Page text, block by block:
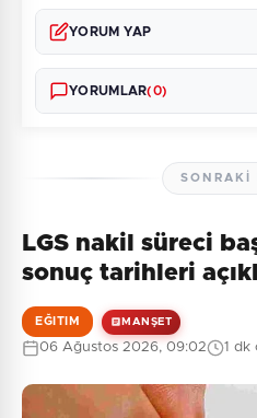
YORUM YAP
Güvenlik
YORUMLAR(0)
Henüz yorum
SONRAKI
LGS nakil süreci
sonuç tarihleri
EĞITIM MANŞET
06 Ağustos 2026, 09:02 1 dk